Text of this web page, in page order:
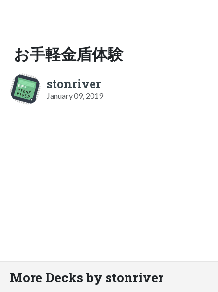
お手軽金盾体験
stonriver
January 09, 2019
More Decks by stonriver